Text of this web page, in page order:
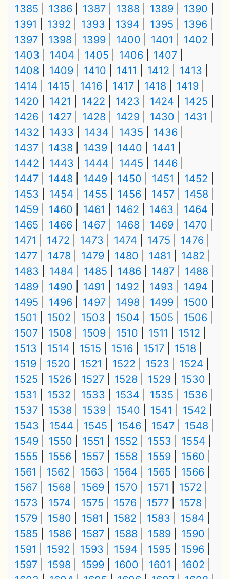
1385
1386 1387 1388 1389
1390
1391
1392 1393 1394 1395
1396
1397
1398 1399 1400 1401
1402
1403
1404 1405 1406
1407
1408
1409 1410 1411 1412
1413
1414
1415 1416 1417 1418
1419
1420
1421 1422 1423 1424
1425
1426
1427 1428 1429 1430
1431
1432
1433 1434 1435
1436
1437
1438 1439 1440
1441
1442
1443 1444 1445
1446
1447
1448 1449 1450 1451
1452
1453
1454 1455 1456 1457
1458
1459
1460 1461 1462 1463
1464
1465
1466 1467 1468 1469
1470
1471
1472 1473 1474 1475
1476
1477
1478 1479 1480 1481
1482
1483
1484 1485 1486 1487
1488
1489
1490 1491 1492 1493
1494
1495
1496 1497 1498 1499
1500
1501
1502 1503 1504 1505
1506
1507
1508 1509 1510 1511
1512
1513
1514 1515 1516 1517
1518
1519
1520 1521 1522 1523
1524
1525
1526 1527 1528 1529
1530
1531
1532 1533 1534 1535
1536
1537
1538 1539 1540 1541
1542
1543
1544 1545 1546 1547
1548
1549
1550 1551 1552 1553
1554
1555
1556 1557 1558 1559
1560
1561
1562 1563 1564 1565
1566
1567
1568 1569 1570 1571
1572
1573
1574 1575 1576 1577
1578
1579
1580 1581 1582 1583
1584
1585
1586 1587 1588 1589
1590
1591
1592 1593 1594 1595
1596
1597
1598 1599 1600 1601
1602